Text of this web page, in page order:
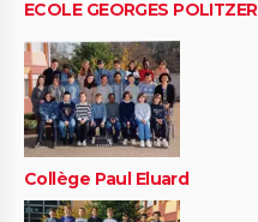
ECOLE GEORGES POLITZER
Collège Paul Eluard